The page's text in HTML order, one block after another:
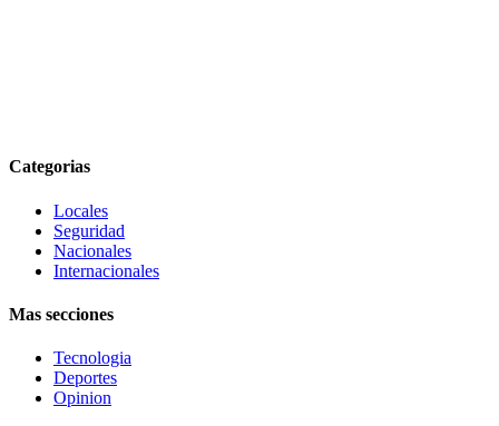
Categorias
Locales
Seguridad
Nacionales
Internacionales
Mas secciones
Tecnologia
Deportes
Opinion